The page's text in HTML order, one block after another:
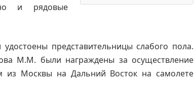
и рядовые
представительницы слабого пола.
М.М. были награждены за осуществление
из Москвы на Дальний Восток на самолете